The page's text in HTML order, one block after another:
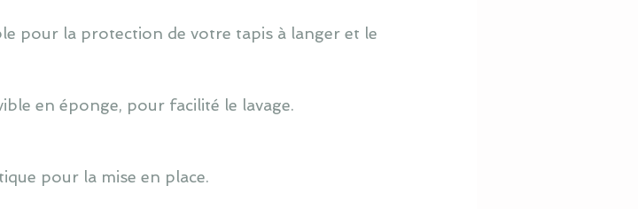
pour la protection de votre tapis à langer et le
en éponge, pour facilité le lavage.
pour la mise en place.